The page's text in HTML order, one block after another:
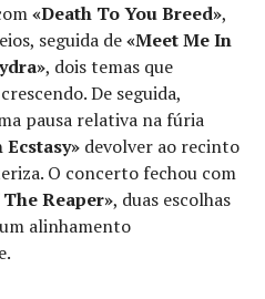
«Death To You Breed»,
seguida de«Meet Me In
, dois temas que
De seguida,
pausa relativa na fúria
devolver ao recinto
O concerto fechou com
Reaper», duas escolhas
alinhamento